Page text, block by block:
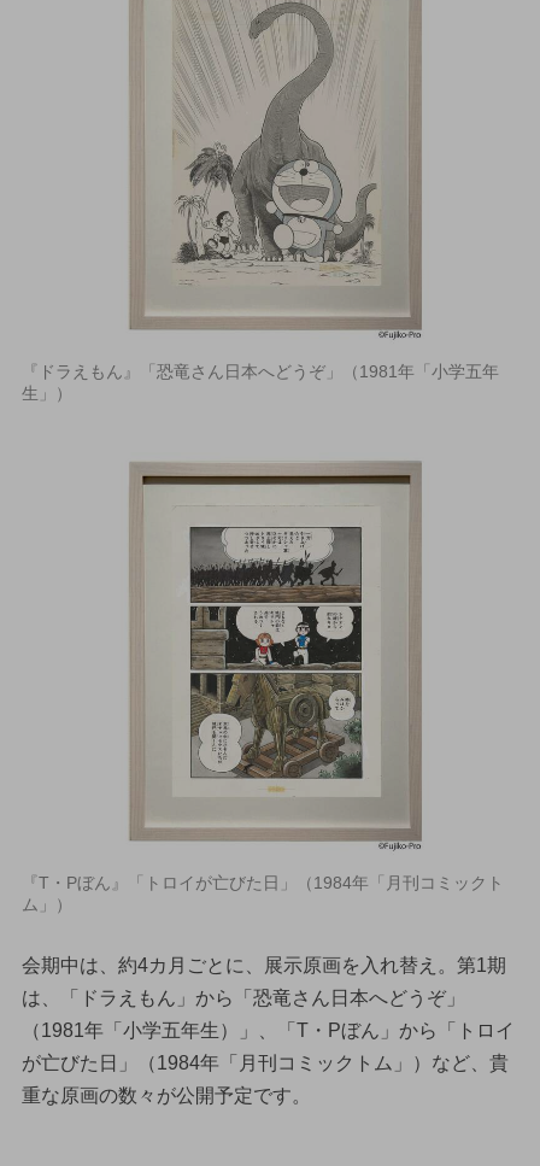
『ドラえもん』「恐竜さん日本へどうぞ」（1981年「小学五年
生」）
『T・Pぼん』「トロイが亡びた日」（1984年「月刊コミックト
ム」）
会期中は、約4カ月ごとに、展示原画を入れ替え。第1期
は、「ドラえもん」から「恐竜さん日本へどうぞ」
（1981年「小学五年生）」、「T・Pぼん」から「トロイ
が亡びた日」（1984年「月刊コミックトム」）など、貴
重な原画の数々が公開予定です。